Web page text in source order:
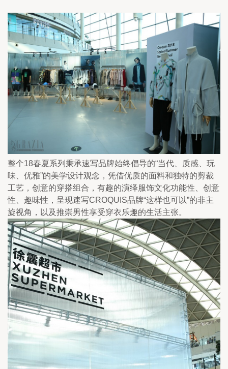
整个18春夏系列秉承速写品牌始终倡导的“当代、质感、玩
味、优雅”的美学设计观念，凭借优质的面料和独特的剪裁
工艺，创意的穿搭组合，有趣的演绎服饰文化功能性、创意
性、趣味性，呈现速写CROQUIS品牌“这样也可以”的非主
旋视角，以及推崇男性享受穿衣乐趣的生活主张。